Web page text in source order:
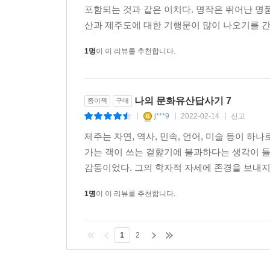
포함되는 것과 같은 이치다. 명작은 뛰어난
산과 제주도에 대한 기행문이 많이 나오기를
1명이 이 리뷰를 추천합니다.
종이책 구매 나의 문화유산답사기 7
j***9 2022-02-14 신고
제주는 자연, 역사, 민속, 언어, 미술 등이 하
가는 객이 쓰는 겉핥기에 불과하다는 생각이
감동이었다. 그의 학자적 자세에 존경을 보내
1명이 이 리뷰를 추천합니다.
1 2